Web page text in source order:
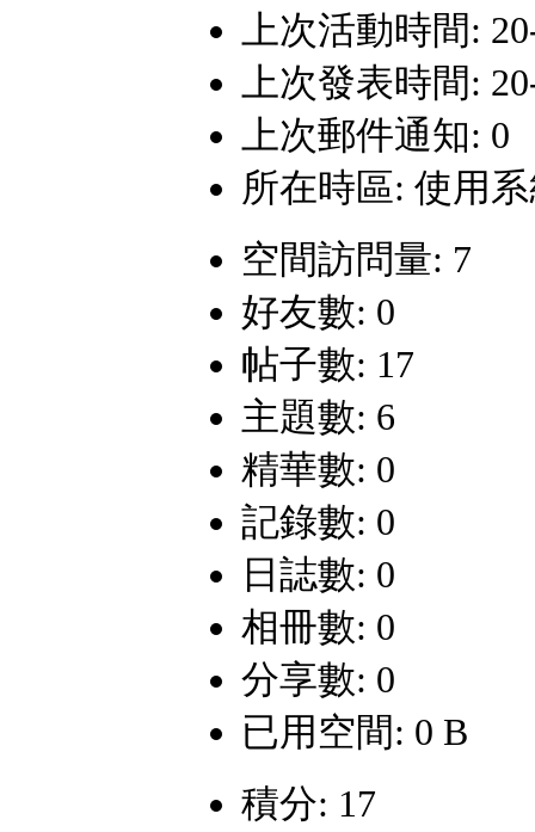
上次活動時間:
上次發表時間:
上次郵件通知: 0
所在時區: 使用
空間訪問量: 7
好友數: 0
帖子數: 17
主題數: 6
精華數: 0
記錄數: 0
日誌數: 0
相冊數: 0
分享數: 0
已用空間: 0 B
積分: 17